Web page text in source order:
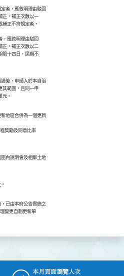
者，應敘明理由駁回
正，補正次數以一
補正不符規定者，
，應敘明理由駁回
正，補正次數以二
限十四日，屆期不
後，申請人於本自治
其範圍，且同一申
元。
地區合併為一個更新
程獎勵及同意比率
內說明會及相鄰土地
已由本府公告實施之
理變更自劃更新單
本月頁面瀏覽人次